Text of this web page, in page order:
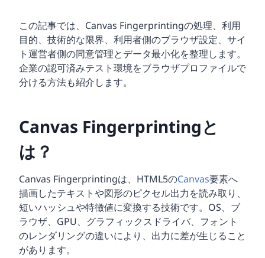
この記事では、Canvas Fingerprintingの処理、利用
目的、技術的な限界、利用者側のブラウザ設定、サイ
ト運営者側の同意管理とデータ最小化を整理します。
企業の認可済みテスト環境をブラウザプロファイルで
分ける方法も紹介します。
Canvas Fingerprintingと
は？
Canvas Fingerprintingは、HTML5のCanvas要素へ
描画したテキストや図形のピクセル出力を読み取り、
短いハッシュや特徴値に変換する技術です。OS、ブ
ラウザ、GPU、グラフィックスドライバ、フォント
のレンダリングの違いにより、出力に差が生じること
があります。